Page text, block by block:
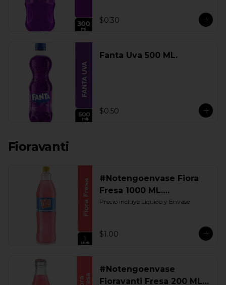
$0.30
Fanta Uva 500 ML.
$0.50
Fioravanti
#Notengoenvase Fiora
Fresa 1000 ML.
Retornable
Precio incluye Liquido y Envase
$1.00
#Notengoenvase
Fioravanti Fresa 200 ML.